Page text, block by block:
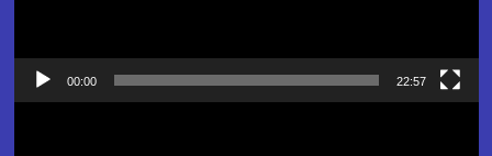
00:00 22:57